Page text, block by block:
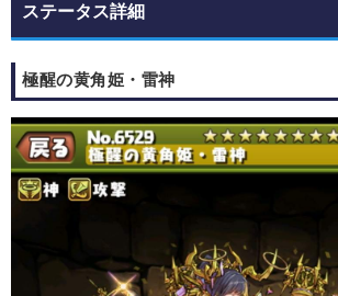
ステータス詳細
極醒の黄角姫・雷神